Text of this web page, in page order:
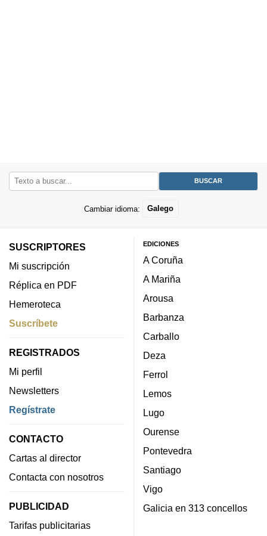
Cambiar idioma: Galego
SUSCRIPTORES
Mi suscripción
Réplica en PDF
Hemeroteca
Suscríbete
REGISTRADOS
Mi perfil
Newsletters
Regístrate
CONTACTO
Cartas al director
Contacta con nosotros
PUBLICIDAD
Tarifas publicitarias
EDICIONES
A Coruña
A Mariña
Arousa
Barbanza
Carballo
Deza
Ferrol
Lemos
Lugo
Ourense
Pontevedra
Santiago
Vigo
Galicia en 313 concellos